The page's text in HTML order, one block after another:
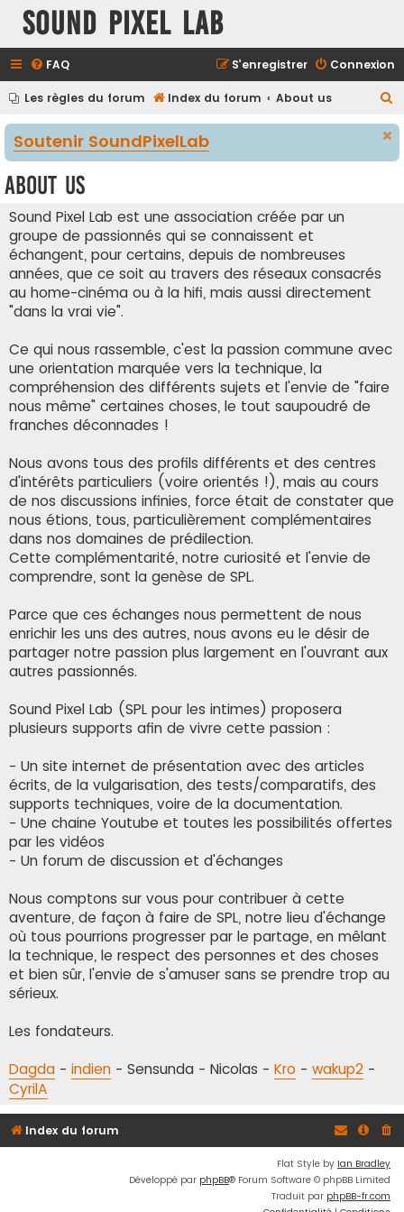
Sound Pixel Lab
FAQ Connexion
S’enregistrer
Les règles du forum Index du forum About us
e
Soutenir SoundPixelLab
About us
Sound Pixel Lab est une association créée par un
groupe de passionnés qui se connaissent et
échangent, pour certains, depuis de nombreuses
années, que ce soit au travers des réseaux consacrés
au home-cinéma ou à la hifi, mais aussi directement
"dans la vrai vie".
Ce qui nous rassemble, c'est la passion commune avec
une orientation marquée vers la technique, la
compréhension des différents sujets et l'envie de "faire
nous même" certaines choses, le tout saupoudré de
franches déconnades !
Nous avons tous des profils différents et des centres
d'intérêts particuliers (voire orientés !), mais au cours
de nos discussions infinies, force était de constater que
nous étions, tous, particulièrement complémentaires
dans nos domaines de prédilection.
Cette complémentarité, notre curiosité et l'envie de
comprendre, sont la genèse de SPL.
Parce que ces échanges nous permettent de nous
enrichir les uns des autres, nous avons eu le désir de
partager notre passion plus largement en l'ouvrant aux
autres passionnés.
Sound Pixel Lab (SPL pour les intimes) proposera
plusieurs supports afin de vivre cette passion :
- Un site internet de présentation avec des articles
écrits, de la vulgarisation, des tests/comparatifs, des
supports techniques, voire de la documentation.
- Une chaine Youtube et toutes les possibilités offertes
par les vidéos
- Un forum de discussion et d'échanges
Nous comptons sur vous pour contribuer à cette
aventure, de façon à faire de SPL, notre lieu d'échange
où tous pourrions progresser par le partage, en mêlant
la technique, le respect des personnes et des choses
et bien sûr, l'envie de s'amuser sans se prendre trop au
sérieux.
Les fondateurs.
Dagda - indien - Sensunda - Nicolas - Kro - wakup2 -
CyrilA
Index du forum
Flat Style by Ian Bradley
Développé par phpBB® Forum Software © phpBB Limited
Traduit par phpBB-fr.com